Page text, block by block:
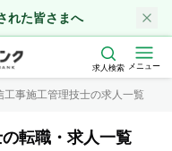
れた皆さまへ
求人検索 メニュー
工事施工管理技士の求人一覧
転職・求人一覧